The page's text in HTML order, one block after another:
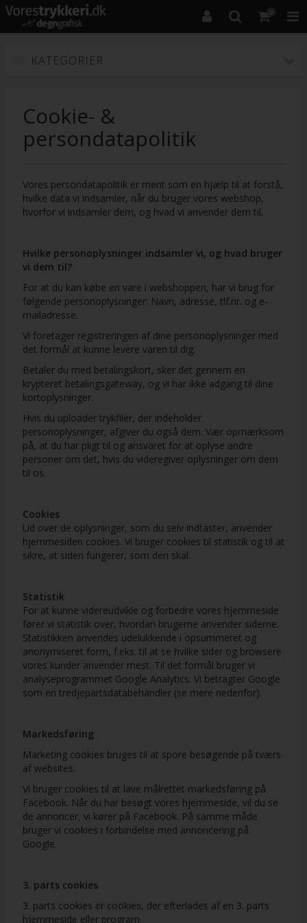
0
KATEGORIER
Cookie- &
persondatapolitik
Vores persondatapolitik er ment som en hjælp til at forstå,
hvilke data vi indsamler, når du bruger vores webshop,
hvorfor vi indsamler dem, og hvad vi anvender dem til.
Hvilke personoplysninger indsamler vi, og hvad bruger
vi dem til?
For at du kan købe en vare i webshoppen, har vi brug for
følgende personoplysninger: Navn, adresse, tlf.nr. og e-
mailadresse.
Vi foretager registreringen af dine personoplysninger med
det formål at kunne levere varen til dig.
Betaler du med betalingskort, sker det gennem en
krypteret betalingsgateway, og vi har ikke adgang til dine
kortoplysninger.
Hvis du uploader trykfiler, der indeholder
personoplysninger, afgiver du også dem. Vær opmærksom
på, at du har pligt til og ansvaret for at oplyse andre
personer om det, hvis du videregiver oplysninger om dem
til os.
Cookies
Ud over de oplysninger, som du selv indtaster, anvender
hjemmesiden cookies. Vi bruger cookies til statistik og til at
sikre, at siden fungerer, som den skal.
Statistik
For at kunne videreudvikle og forbedre vores hjemmeside
fører vi statistik over, hvordan brugerne anvender siderne.
Statistikken anvendes udelukkende i opsummeret og
anonymiseret form, f.eks. til at se hvilke sider og browsere
vores kunder anvender mest. Til det formål bruger vi
analyseprogrammet Google Analytics. Vi betragter Google
som en tredjepartsdatabehandler (se mere nedenfor).
Markedsføring
Marketing cookies bruges til at spore besøgende på tværs
af websites.
Vi bruger cookies til at lave målrettet markedsføring på
Facebook. Når du har besøgt vores hjemmeside, vil du se
de annoncer, vi kører på Facebook. På samme måde
bruger vi cookies i forbindelse med annoncering på
Google.
3. parts cookies
3. parts cookies er cookies, der efterlades af en 3. parts
hjemmeside eller program.